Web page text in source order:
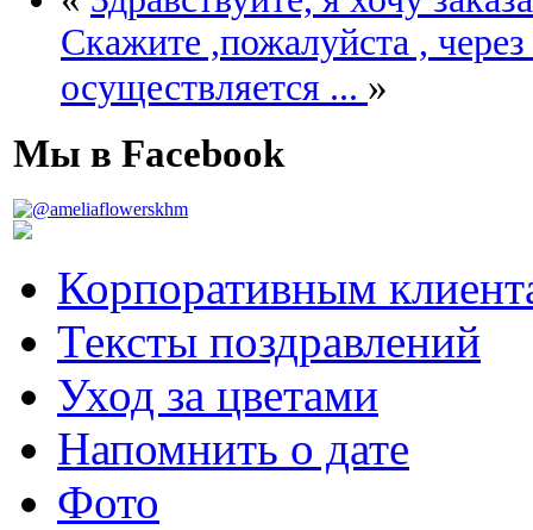
Скажите ,пожалуйста ,
осуществляется ... »
Мы в Facebook
Корпоративным
Тексты поздравлений
Уход за цветами
Напомнить о дате
Фото